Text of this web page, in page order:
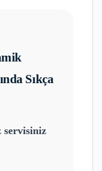
Sıkça
servisiniz